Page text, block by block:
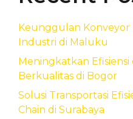
Keunggulan
Industri di Maluku
Meningkatkan
Berkualitas di Bogor
Solusi Transportasi
Chain di Surabaya